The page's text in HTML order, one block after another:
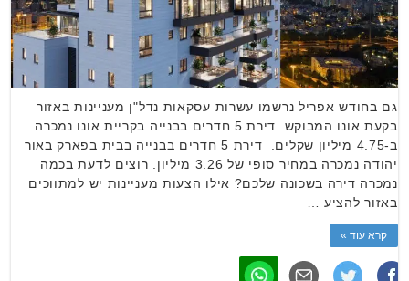
גם בחודש אפריל נרשמו עשרות עסקאות נדל"ן מעניינות באזור
בקעת אונו המבוקש. דירת 5 חדרים בבנייה בקריית אונו נמכרה
ב-4.75 מיליון שקלים. דירת 5 חדרים בבנייה בבית בפארק באור
יהודה נמכרה במחיר סופי של 3.26 מיליון. רוצים לדעת בכמה
נמכרה דירה בשכונה שלכם? אילו הצעות מעניינות יש למתווכים
באזור להציע …
קרא עוד »